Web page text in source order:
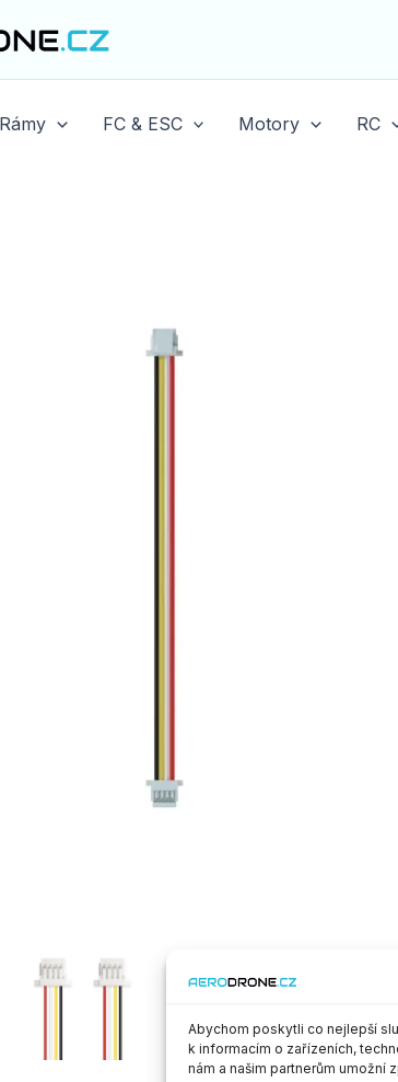
Abychom poskytli co nejlepší
k informacím o zařízeních,
nám a našim partnerům umožní
Rámy FC & ESC Motory RC